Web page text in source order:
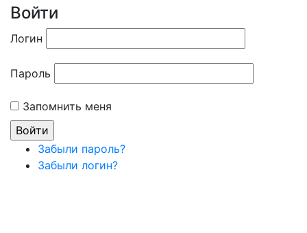
Войти
Логин
Пароль
Запомнить меня
Забыли пароль?
Забыли логин?